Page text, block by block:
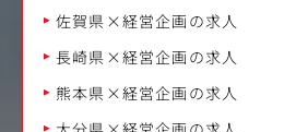
佐賀県×経営企画の求人
長崎県×経営企画の求人
熊本県×経営企画の求人